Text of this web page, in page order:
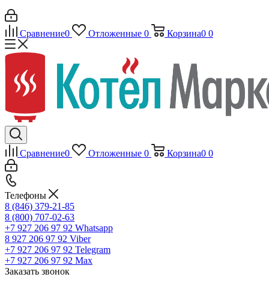
Сравнение0 Отложенные 0 Корзина0 0
Сравнение0 Отложенные 0 Корзина0 0
Телефоны
8 (846) 379-21-85
8 (800) 707-02-63
+7 927 206 97 92 Whatsapp
8 927 206 97 92 Viber
+7 927 206 97 92 Telegram
+7 927 206 97 92 Max
Заказать звонок